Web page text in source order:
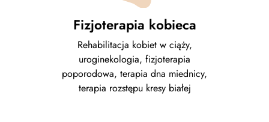
Fizjoterapia kobieca
Rehabilitacja kobiet w ciąży,
uroginekologia, fizjoterapia
poporodowa, terapia dna miednicy,
terapia rozstępu kresy białej